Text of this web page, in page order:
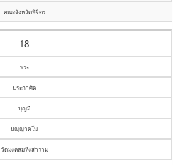
คณะจังหวัดพิจิตร
18
พระ
ประกาศิต
บุญมี
ปญฺญาคโม
วัดมงคลมหิงสาราม